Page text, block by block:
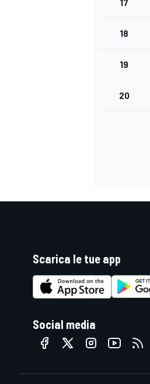
ENDURANCE/GT
17
18
19
20
Scarica le tue app
Social media